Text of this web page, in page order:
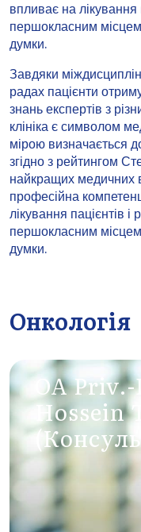
впливає на лікування
першокласним
думки.
Завдяки
радах пацієнти
знань експертів з
клініка є символом
мірою визначається
згідно з рейтингом
найкращих медичних
професійна
лікування пацієнтів і
першокласним
думки.
Oнкологія
OA
Hossein